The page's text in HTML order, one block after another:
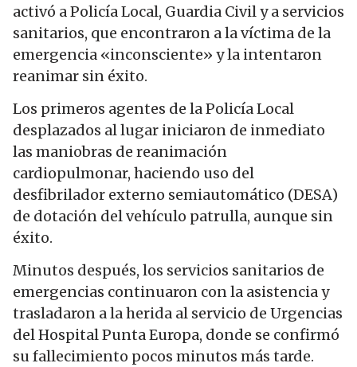
activó a Policía Local, Guardia Civil y a servicios
sanitarios, que encontraron a la víctima de la
emergencia «inconsciente» y la intentaron
reanimar sin éxito.
Los primeros agentes de la Policía Local
desplazados al lugar iniciaron de inmediato
las maniobras de reanimación
cardiopulmonar, haciendo uso del
desfibrilador externo semiautomático (DESA)
de dotación del vehículo patrulla, aunque sin
éxito.
Minutos después, los servicios sanitarios de
emergencias continuaron con la asistencia y
trasladaron a la herida al servicio de Urgencias
del Hospital Punta Europa, donde se confirmó
su fallecimiento pocos minutos más tarde.